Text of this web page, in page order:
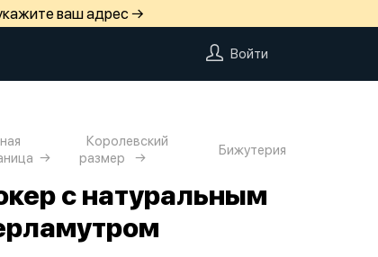
ваш адрес →
Войти
Королевский
размер
Бижутерия
с натуральным